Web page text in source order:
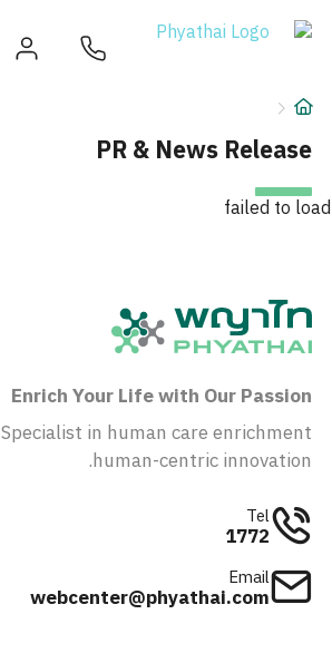
ไทย
English
عن
PR & News Release
failed to load
Enrich Your Life with Our Passion
Specialist in human care enrichment
human-centric innovation.
Tel
1772
Email
webcenter@phyathai.com